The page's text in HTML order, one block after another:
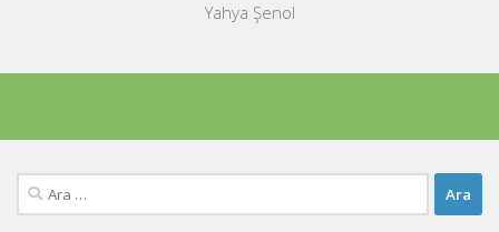
Yahya Şenol
Arama: